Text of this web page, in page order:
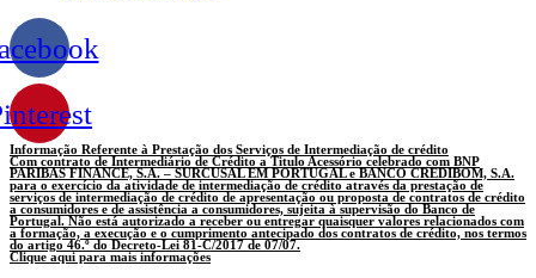
Informação Referente à Prestação dos Serviços de Intermediação de crédito
Com contrato de Intermediário de Crédito a Titulo Acessório celebrado com BNP
PARIBAS FINANCE, S.A. – SURCUSAL EM PORTUGAL e BANCO CREDIBOM, S.A.
para o exercício da atividade de intermediação de crédito através da prestação de
serviços de intermediação de crédito de apresentação ou proposta de contratos de crédito
a consumidores e de assistência a consumidores, sujeita à supervisão do Banco de
Portugal. Não está autorizado a receber ou entregar quaisquer valores relacionados com
a formação, a execução e o cumprimento antecipado dos contratos de crédito, nos termos
do artigo 46.º do Decreto-Lei 81-C/2017 de 07/07.
Clique aqui para mais informações